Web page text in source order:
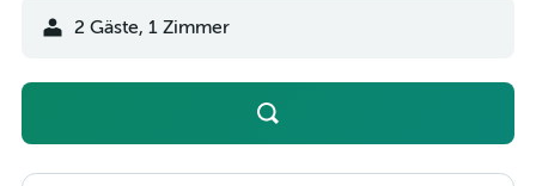
2 Gäste, 1 Zimmer